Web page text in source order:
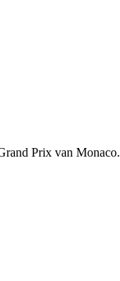
Prix van Monaco.